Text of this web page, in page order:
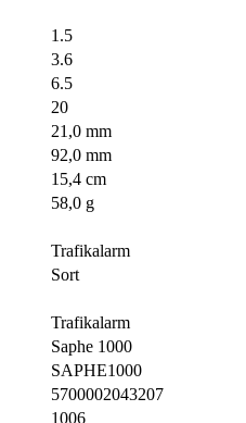
1.5
3.6
6.5
20
21,0 mm
92,0 mm
15,4 cm
58,0 g
Trafikalarm
Sort
Trafikalarm
Saphe 1000
SAPHE1000
5700002043207
1006